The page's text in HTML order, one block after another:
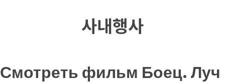
사내행사
Смотреть фильм Боец. Луч